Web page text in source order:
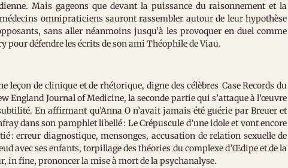
Mais gageons que devant la puissance du raisonnement et la
omnipraticiens sauront rassembler autour de leur hypothèse
sans aller néanmoins jusqu’à les provoquer en duel comme
pour défendre les écrits de son ami Théophile de Viau.
leçon de clinique et de rhétorique, digne des célèbres Case Records du
England Journal of Medicine, la seconde partie qui s’attaque à l’œuvre
En affirmant qu’Anna O n’avait jamais été guérie par Breuer et
dans son pamphlet libellé : Le Crépuscule d’une idole et vont encore
: erreur diagnostique, mensonges, accusation de relation sexuelle de
avec ses enfants, torpillage des théories du complexe d’Œdipe et de la
in fine, prononcer la mise à mort de la psychanalyse.